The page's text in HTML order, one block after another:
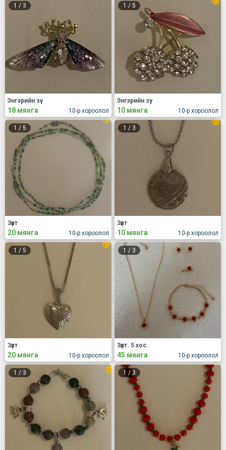
1 / 3
10-р хороолол
Энгэрийн зүү
18 мянга
1 / 5
10-р хороолол
Энгэрийн зүү
10 мянга
1 / 5
10-р хороолол
Зүүлт
20 мянга
1 / 3
10-р хороолол
Зүүлт
10 мянга
1 / 5
10-р хороолол
Зүүлт
20 мянга
1 / 3
10-р хороолол
Зүүлт. 5 хос.
45 мянга
1 / 3 1 /3